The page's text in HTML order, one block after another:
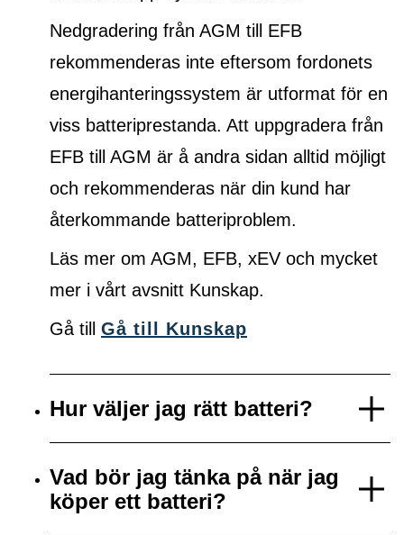
Nedgradering från AGM till EFB
rekommenderas inte eftersom fordonets
energihanteringssystem är utformat för en
viss batteriprestanda. Att uppgradera från
EFB till AGM är å andra sidan alltid möjligt
och rekommenderas när din kund har
återkommande batteriproblem.
Läs mer om AGM, EFB, xEV och mycket
mer i vårt avsnitt Kunskap.
Gå till Gå till Kunskap
Hur väljer jag rätt batteri?
Vad bör jag tänka på när jag
köper ett batteri?